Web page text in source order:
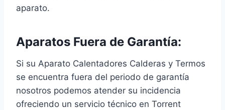
aparato.
Aparatos Fuera de Garantía:
Si su Aparato Calentadores Calderas y Termos
se encuentra fuera del periodo de garantía
nosotros podemos atender su incidencia
ofreciendo un servicio técnico en Torrent